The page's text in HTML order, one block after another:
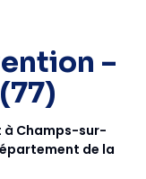
–
à Champs-sur-
de la